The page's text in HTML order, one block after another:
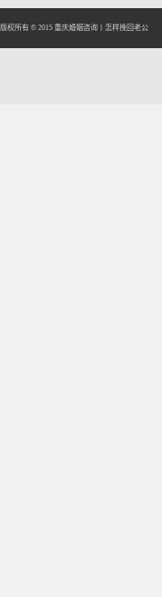
版权所有 © 2015 重庆婚姻咨询 怎样挽回老公